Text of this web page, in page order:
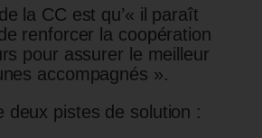
la CC est qu’« il paraît
renforcer la coopération
pour assurer le meilleur
accompagnés ».
deux pistes de solution :